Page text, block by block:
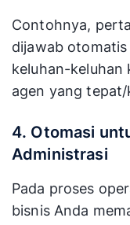
Contohnya,
dijawab
keluhan-keluhan
agen yang
4. Otomasi
Administrasi
Pada proses
bisnis Anda